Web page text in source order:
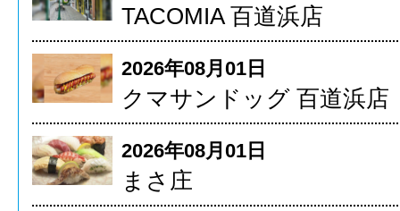
TACOMIA 百道浜店
2026年08月01日
クマサンドッグ 百道浜店
2026年08月01日
まさ庄